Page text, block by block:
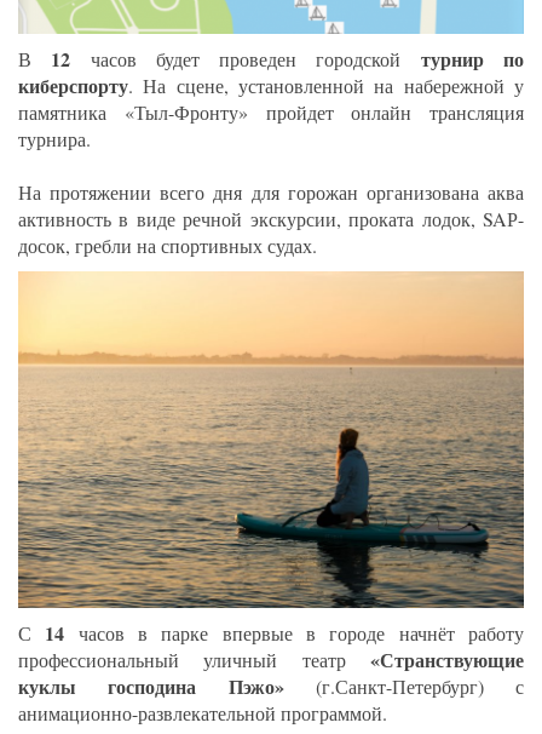
В 12 часов будет проведен городской
турнир по
киберспорту. На сцене, установленной на набережной у
памятника «Тыл-Фронту» пройдет онлайн трансляция
турнира.
На протяжении всего дня для горожан организована аква
активность в виде речной экскурсии, проката лодок, SAР-
досок, гребли на спортивных судах.
С 14 часов в парке впервые в городе начнёт работу
профессиональный уличный театр «Странствующие
куклы господина Пэжо»(г.Санкт-Петербург) с
анимационно-развлекательной программой.